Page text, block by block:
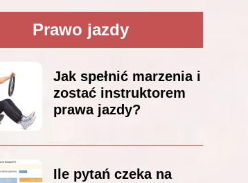
Prawo jazdy
Jak spełnić marzenia i
zostać instruktorem
prawa jazdy?
Ile pytań czeka na